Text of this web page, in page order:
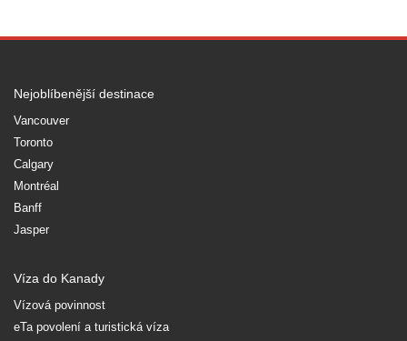
Nejoblíbenější destinace
Vancouver
Toronto
Calgary
Montréal
Banff
Jasper
Víza do Kanady
Vízová povinnost
eTa povolení a turistická víza